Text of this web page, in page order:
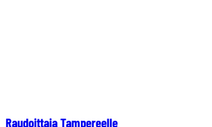
Raudoittaja Tampereelle